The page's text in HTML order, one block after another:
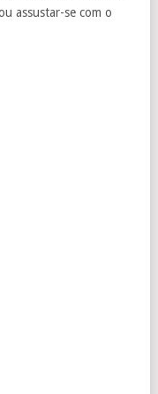
assustar-se com o